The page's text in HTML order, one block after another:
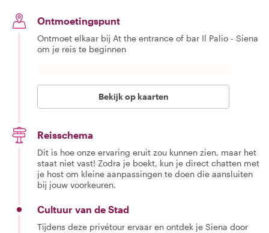
Ontmoetingspunt
Ontmoet elkaar bij At the entrance of bar Il Palio - Siena
om je reis te beginnen
Bekijk op kaarten
Reisschema
Dit is hoe onze ervaring eruit zou kunnen zien, maar het
staat niet vast! Zodra je boekt, kun je direct chatten met
je host om kleine aanpassingen te doen die aansluiten
bij jouw voorkeuren.
Cultuur van de Stad
Tijdens deze privétour ervaar en ontdek je Siena door